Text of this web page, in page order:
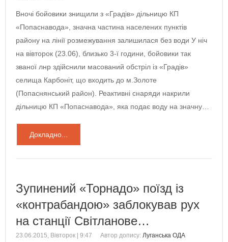
Вночі бойовики знищили з «Градів» дільницю КП
«Попаснавода», значна частина населених пунктів
району на лінії розмежування залишилася без води У ніч
на вівторок (23.06), близько 3-ї години, бойовики так
званої лнр здійснили масований обстріл із «Градів»
селища Карбоніт, що входить до м.Золоте
(Попаснянський район). Реактивні снаряди накрили
дільницю КП «Попаснавода», яка подає воду на значну…
Докладно...
Зупинений «Торнадо» поїзд із
«контрабандою» заблокував рух
на станції Світланове…
23.06.2015, Вівторок | 9:47 Автор допису: Луганська ОДА